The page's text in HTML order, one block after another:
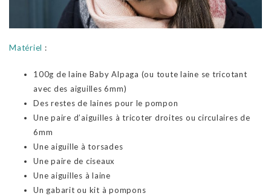
Matériel :
100g de laine Baby Alpaga (ou toute laine se tricotant
avec des aiguilles 6mm)
Des restes de laines pour le pompon
Une paire d’aiguilles à tricoter droites ou circulaires de
6mm
Une aiguille à torsades
Une paire de ciseaux
Une aiguilles à laine
Un gabarit ou kit à pompons